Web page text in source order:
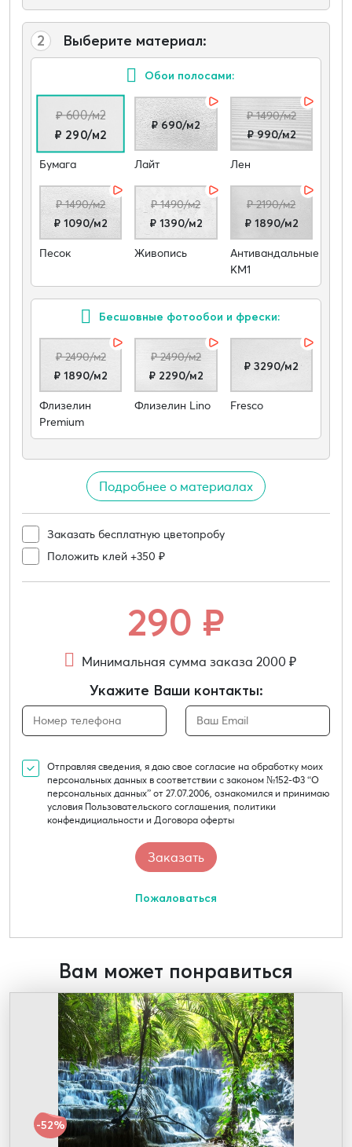
2 Выберите материал:
Обои полосами:
₽ 600/м2
₽ 290/м2
Бумага
₽ 690/м2
Лайт
₽ 1490/м2
₽ 990/м2
Лен
₽ 1490/м2
₽ 1090/м2
Песок
₽ 1490/м2
₽ 1390/м2
Живопись
₽ 2190/м2
₽ 1890/м2
Антивандальные
КМ1
Бесшовные фотообои и фрески:
₽ 2490/м2
₽ 1890/м2
Флизелин
Premium
₽ 2490/м2
₽ 2290/м2
Флизелин Lino
₽ 3290/м2
Fresco
Подробнее о материалах
Заказать бесплатную цветопробу
Положить клей +350 ₽
290 ₽
Минимальная сумма заказа 2000 ₽
Укажите Ваши контакты:
Отправляя сведения, я даю свое согласие на обработку моих
персональных данных в соответствии с законом №152-Ф3 “О
персональных данных” от 27.07.2006, ознакомился и принимаю
условия Пользовательского соглашения, политики
конфендициальности и Договора оферты
Пожаловаться
Вам может понравиться
-52%